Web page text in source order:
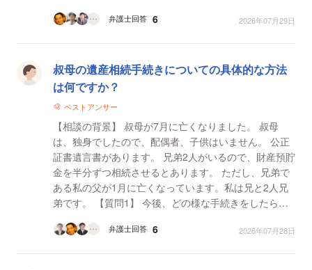
弁護士回答 6 2026年07月29日
叔母の遺産相続手続きについての具体的な方法
は何ですか？
ベストアンサー
【相談の背景】 叔母が7月に亡くなりました。 叔母
は、独身でしたので、配偶者、子供はいません。 公正
証書遺言書があります。 兄弟2人がいるので、財産預貯
金を半分ずつ相続させるとあります。 ただし、兄弟で
ある私の父が1月に亡くなっています。私は兄と2人兄
弟です。 【質問1】 今後、どの様な手続きをしたらい
弁護士回答 6 2026年07月28日